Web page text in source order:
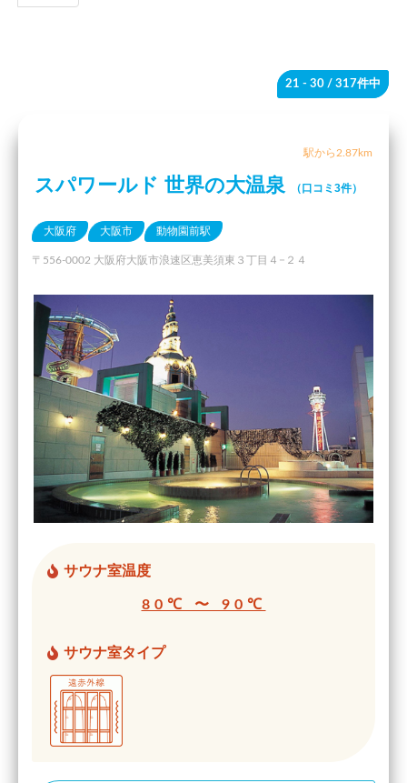
21 - 30 / 317件中
駅から2.87km
スパワールド 世界の大温泉 （口コミ3件）
大阪府 大阪市 動物園前駅
〒556-0002 大阪府大阪市浪速区恵美須東３丁目４−２４
サウナ室温度
80℃ 〜 90℃
サウナ室タイプ